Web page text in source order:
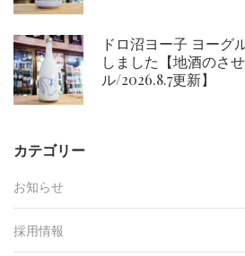
ドロ沼ヨー子 ヨーグ
しました【地酒のさ
ル/2026.8.7更新】
カテゴリー
お知らせ
採用情報